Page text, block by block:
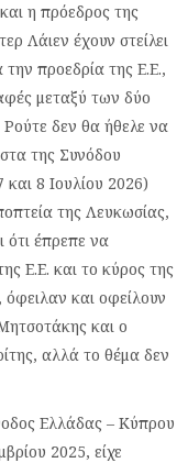
η πρόεδρος της
Λάιεν έχουν στείλει
προεδρία της Ε.Ε.,
μεταξύ των δύο
δεν θα ήθελε να
της Συνόδου
8 Ιουλίου 2026)
της Λευκωσίας,
ότι έπρεπε να
Ε.Ε. και το κύρος της
και οφείλουν
και ο
αλλά το θέμα δεν
Ελλάδας – Κύπρου
2025, είχε